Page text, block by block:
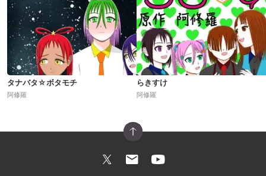
タナバタ☆ボタモチ
阿修羅
らきすけ
阿修羅